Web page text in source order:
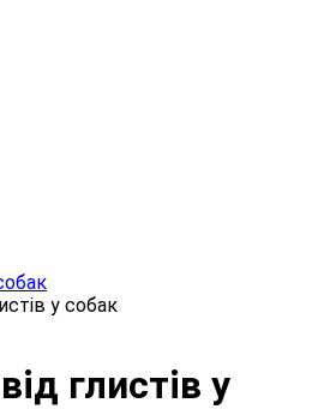
у собак
глистів у